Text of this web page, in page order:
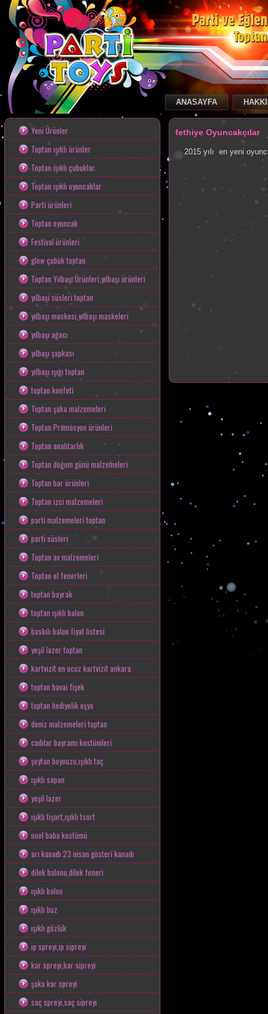
ANASAYFA
Yeni Ürünler
Toptan ışıklı ürünler
Toptan ışıklı çubuklar
Toptan ışıklı oyuncaklar
Parti ürünleri
Toptan oyuncak
Festival ürünleri
glow çubuk toptan
Toptan Yılbaşı Ürünleri,yılbaşı ürünleri
yılbaşı süsleri toptan
yılbaşı maskesi,yılbaşı maskeleri
yılbaşı ağacı
yılbaşı şapkası
yılbaşı ışığı toptan
toptan konfeti
Toptan şaka malzemeleri
Toptan Promosyon ürünleri
Toptan anahtarlık
Toptan doğum günü malzemeleri
Toptan bar ürünleri
Toptan izci malzemeleri
parti malzemeleri toptan
parti süsleri
Toptan av malzemeleri
Toptan el fenerleri
toptan bayrak
toptan ışıklı balon
baskılı balon fiyat listesi
yeşil lazer toptan
kartvizit en ucuz kartvizit ankara
toptan havai fişek
toptan hediyelik eşya
deniz malzemeleri toptan
cadılar bayramı kostümleri
şeytan boynuzu,ışıklı taç
ışıklı sapan
yeşil lazer
ışıklı tişort,ışıklı tsort
noel baba kostümü
arı kanadı 23 nisan gösteri kanadı
dilek balonu,dilek feneri
ışıklı balon
ışıklı buz
ışıklı gözlük
ip spreyi,ip sipreyi
kar spreyi,kar sipreyi
şaka kar spreyi
saç spreyi,saç sipreyi
fethiye Oyuncakçılar
2015 yılı en yeni